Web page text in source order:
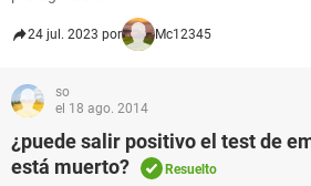
24 jul. 2023 por Mc12345
so
el 18 ago. 2014
¿puede salir positivo el test de
está muerto?
Resuelto